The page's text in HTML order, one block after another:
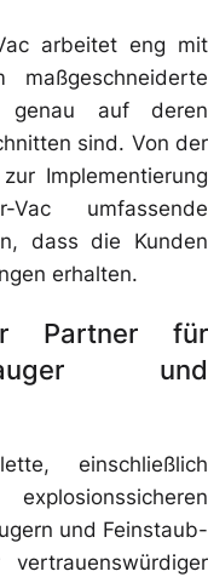
arbeitet eng mit
genau auf deren
sind. Von der
Implementierung
umfassende
dass die Kunden
erhalten.
Partner für
und
einschließlich
und Feinstaub-